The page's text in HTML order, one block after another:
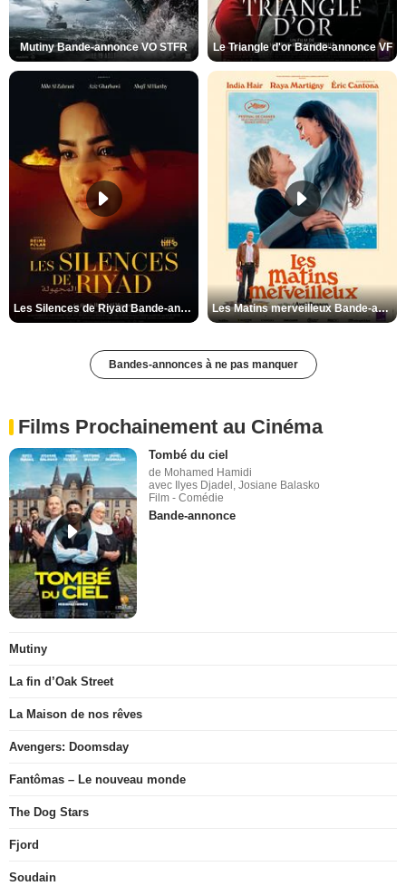
Mutiny Bande-annonce VO STFR Le Triangle d'or Bande-annonce VF
Les Silences de Riyad Bande-annonce VO STFR Les Matins merveilleux Bande-annonce VF
Bandes-annonces à ne pas manquer
Films Prochainement au Cinéma
Tombé du ciel
de Mohamed Hamidi
avec Ilyes Djadel, Josiane Balasko
Film - Comédie
Bande-annonce
Mutiny
La fin d’Oak Street
La Maison de nos rêves
Avengers: Doomsday
Fantômas – Le nouveau monde
The Dog Stars
Fjord
Soudain